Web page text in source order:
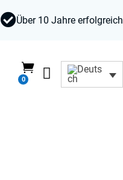
Über 10 Jahre erfolgreich

0 